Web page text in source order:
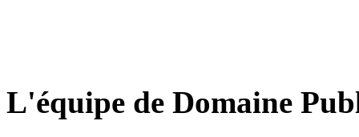
L'équipe de Domaine